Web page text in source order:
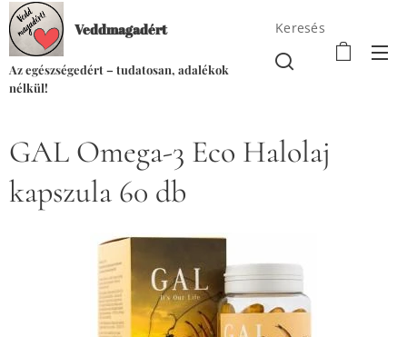
Veddmagadért
Az egészségedért – tudatosan, adalékok
nélkül!
Keresés
GAL Omega-3 Eco Halolaj
kapszula 60 db